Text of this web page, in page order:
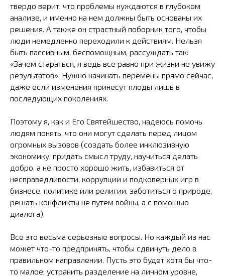
твердо верит, что проблемы нуждаются в глубоком
анализе, и именно на нем должны быть основаны их
решения. А также он страстный поборник того, чтобы
люди немедленно переходили к действиям. Нельзя
быть пассивным, беспомощным, рассуждать так:
«Зачем стараться, я ведь все равно при жизни не увижу
результатов». Нужно начинать перемены прямо сейчас,
даже если изменения принесут плоды лишь в
последующих поколениях.
Поэтому я, как и Его Святейшество, надеюсь помочь
людям понять, что они могут сделать перед лицом
огромных вызовов (создать более инклюзивную
экономику, придать смысл труду, научиться делать
добро, а не просто хорошо жить, избавиться от
несправедливости, коррупции и подковерных игр в
бизнесе, политике или религии, заботиться о природе,
решать конфликты не путем войны, а с помощью
диалога).
Все это весьма серьезные вопросы. Но каждый из нас
может что-то предпринять, чтобы сдвинуть дело в
правильном направлении. Пусть это будет хотя бы что-
то малое: устранить разделение на личном уровне,